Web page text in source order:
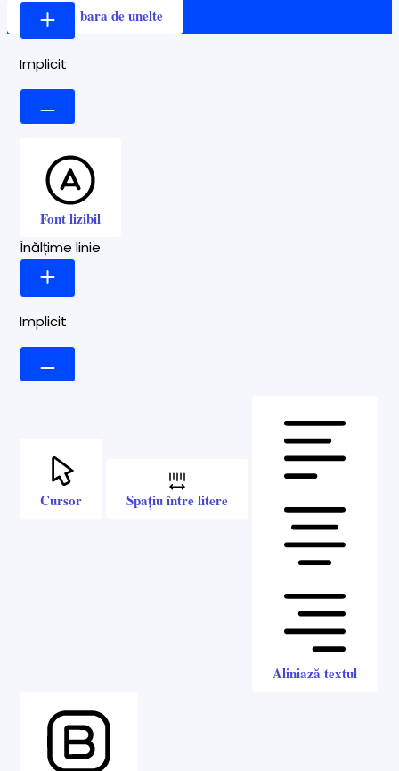
Ascunde bara de unelte
Implicit
Font lizibil
Înălțime linie
Implicit
Cursor Spațiu între litere
Aliniază textul